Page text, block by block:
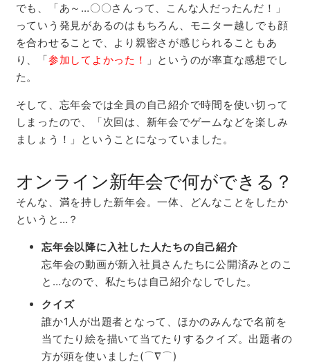
でも、「あ～…〇〇さんって、こんな人だったんだ！」
っていう発見があるのはもちろん、モニター越しでも顔
を合わせることで、より親密さが感じられることもあ
り、「参加してよかった！
」というのが率直な感想でし
た。
そして、忘年会では全員の自己紹介で時間を使い切って
しまったので、「次回は、新年会でゲームなどを楽しみ
ましょう！」ということになっていました。
オンライン新年会で何ができる？
そんな、満を持した新年会。一体、どんなことをしたか
というと…？
忘年会以降に入社した人たちの自己紹介
忘年会の動画が新入社員さんたちに公開済みとのこ
と…なので、私たちは自己紹介なしでした。
クイズ
誰か1人が出題者となって、ほかのみんなで名前を
当てたり絵を描いて当てたりするクイズ。出題者の
方が頭を使いました(⌒∇⌒)